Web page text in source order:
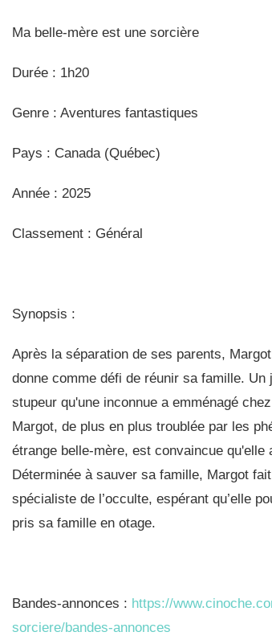
Ma belle-mère est une sorcière
Durée : 1h20
Genre : Aventures fantastiques
Pays : Canada (Québec)
Année : 2025
Classement : Général
Synopsis :
Après la séparation de ses parents,
donne comme défi de réunir sa famille.
stupeur qu'une inconnue a emménagé
Margot, de plus en plus troublée par les
étrange belle-mère, est convaincue
Déterminée à sauver sa famille, Margot
spécialiste de l’occulte, espérant qu’elle
pris sa famille en otage.
Bandes-annonces : https://
sorciere/bandes-annonces